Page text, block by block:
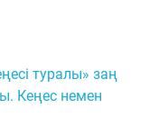
туралы» заң
Кеңес немен